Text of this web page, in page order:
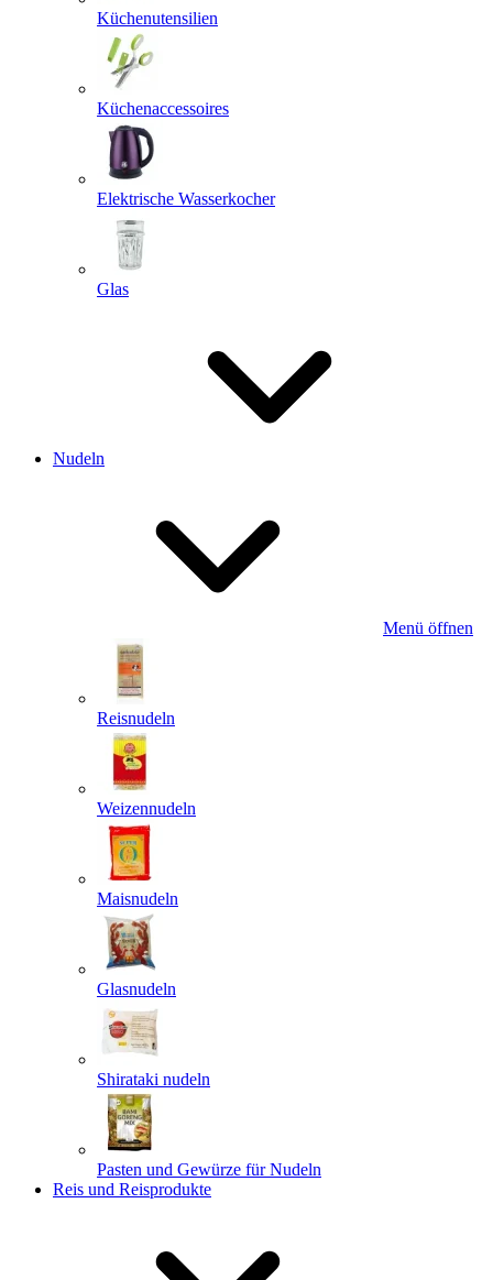
Küchenutensilien
Küchenaccessoires
Elektrische Wasserkocher
Glas
Nudeln
Menü öffnen
Reisnudeln
Weizennudeln
Maisnudeln
Glasnudeln
Shirataki nudeln
Pasten und Gewürze für Nudeln
Reis und Reisprodukte